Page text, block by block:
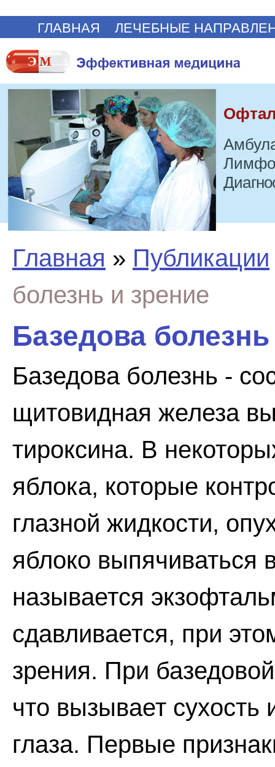
ГЛАВНАЯ ЛЕЧЕБНЫЕ
Главная » Публикации
болезнь и зрение
Базедова
Базедова болезнь -
щитовидная железа
тироксина. В
яблока, которые
глазной жидкости,
яблоко выпячиваться
называется
сдавливается, при
зрения. При
что вызывает сухость
глаза. Первые